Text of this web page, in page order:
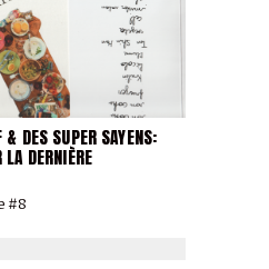
DES SUPER SAYENS:
DERNIÈRE
#8